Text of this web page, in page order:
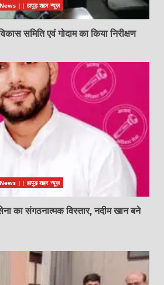
|| हापुड़ शहर न्यूज़
समिति एवं गोदाम का किया निरीक्षण
|| हापुड़ शहर न्यूज़
का संगठनात्मक विस्तार, नदीम खान बने